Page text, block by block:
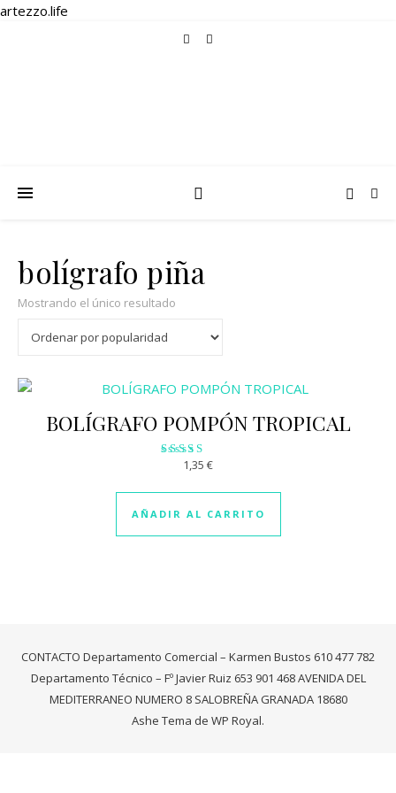
artezzo.life
bolígrafo piña
Mostrando el único resultado
BOLÍGRAFO POMPÓN TROPICAL
Valorado
3.50
de 5
1,35 €
AÑADIR AL CARRITO
CONTACTO Departamento Comercial – Karmen Bustos 610 477 782
Departamento Técnico – Fº Javier Ruiz 653 901 468 AVENIDA DEL
MEDITERRANEO NUMERO 8 SALOBREÑA GRANADA 18680
Ashe Tema de WP Royal.